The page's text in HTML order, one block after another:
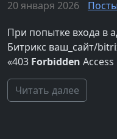
20 января 2026 Посты
При попытке входа в
Битрикс ваш_сайт/
«403 Forbidden
Читать далее